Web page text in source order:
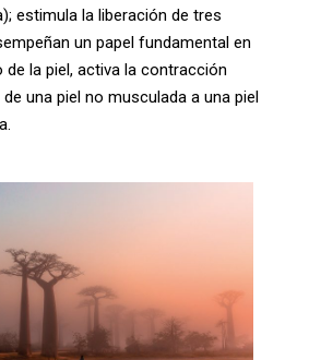
estimula la liberación de tres
un papel fundamental en
de la piel, activa la contracción
una piel no musculada a una piel